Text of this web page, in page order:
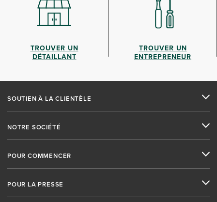
TROUVER UN
DÉTAILLANT
TROUVER UN
ENTREPRENEUR
SOUTIEN À LA CLIENTÈLE
NOTRE SOCIÉTÉ
POUR COMMENCER
POUR LA PRESSE